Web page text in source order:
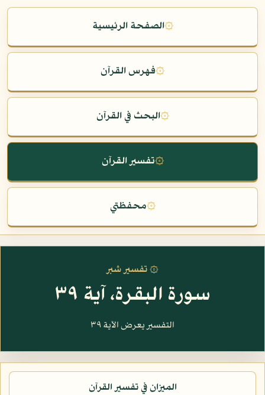
۞الصفحة الرئيسية
۞فهرس القرآن
۞البحث في القرآن
۞تفسير القرآن
۞محفظتي
۞ تفسير شبر
سورة البقرة، آية ٣٩
التفسير يعرض الآية ٣٩
الميزان في تفسير القرآن